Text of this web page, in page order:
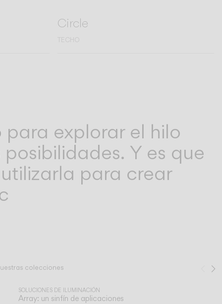
Circle
TECHO
explorar el hilo
Y es que
para crear
colecciones
SOLUCIONES DE ILUMINACIÓN
Array: un sinfín de aplicaciones